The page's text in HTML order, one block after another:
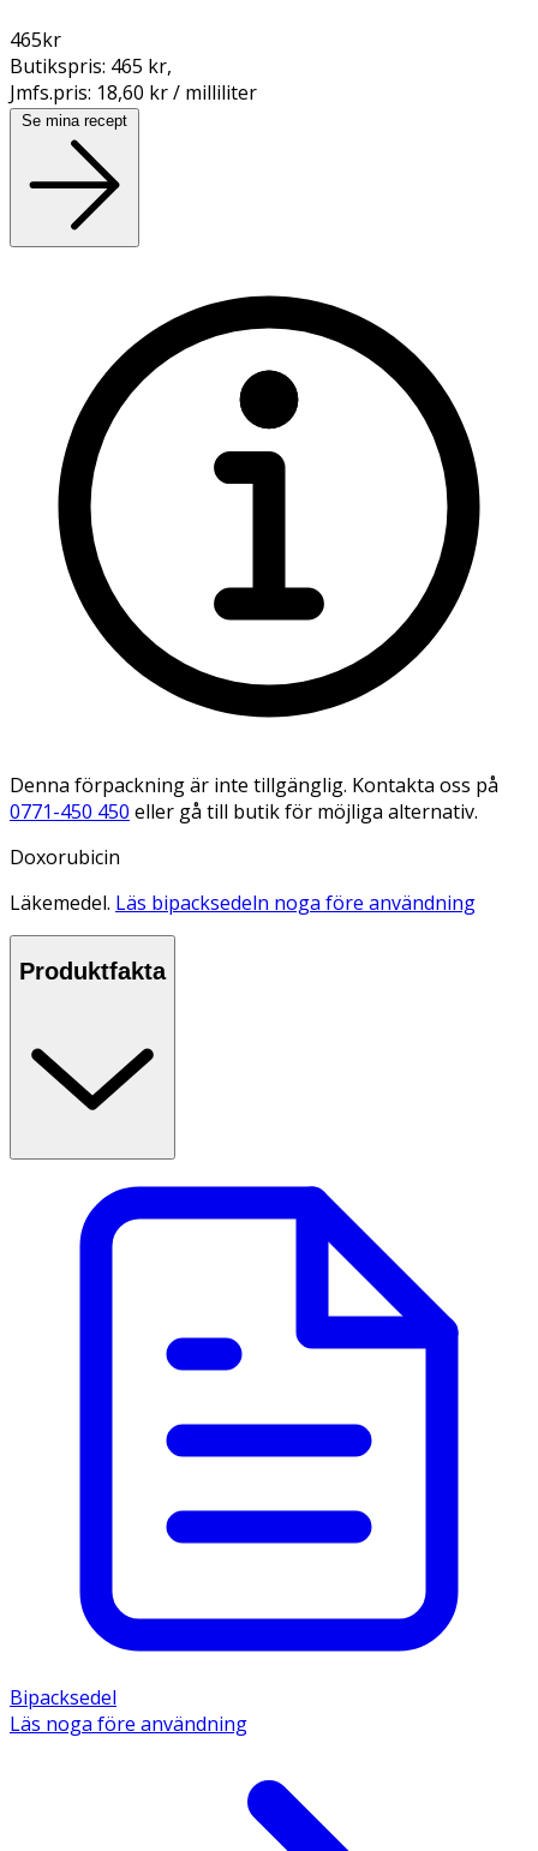
465kr
Butikspris: 465 kr,
Jmfs.pris: 18,60 kr / milliliter
Se mina recept
Denna förpackning är inte tillgänglig. Kontakta oss på
0771-450 450 eller gå till butik för möjliga alternativ.
Doxorubicin
Läkemedel. Läs bipacksedeln noga före användning
Produktfakta
Bipacksedel
Läs noga före användning